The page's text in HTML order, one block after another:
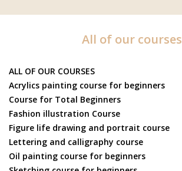
All of our courses
ALL OF OUR COURSES
Acrylics painting course for beginners
Course for Total Beginners
Fashion illustration Course
Figure life drawing and portrait course
Lettering and calligraphy course
Oil painting course for beginners